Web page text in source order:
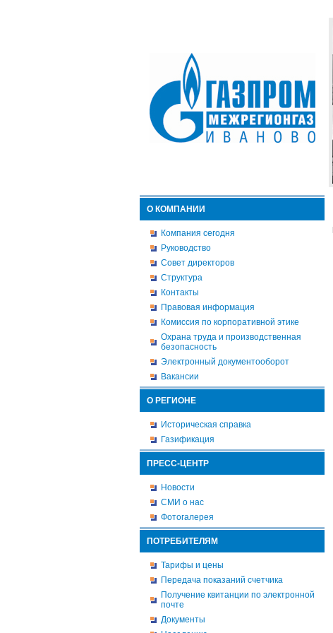
О КОМПАНИИ
Компания сегодня
Руководство
Совет директоров
Структура
Контакты
Правовая информация
Комиссия по корпоративной этике
Охрана труда и производственная
безопасность
Электронный документооборот
Вакансии
О РЕГИОНЕ
Историческая справка
Газификация
ПРЕСС-ЦЕНТР
Новости
СМИ о нас
Фотогалерея
ПОТРЕБИТЕЛЯМ
Тарифы и цены
Передача показаний счетчика
Получение квитанции по электронной
почте
Документы